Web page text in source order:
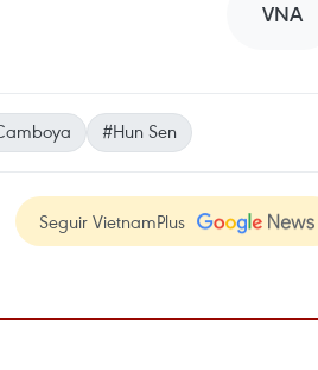
VNA
#Hun Sen
Seguir VietnamPlus